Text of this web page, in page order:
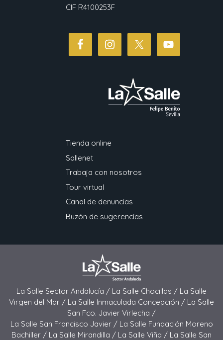
CIF R4100253F
Tienda online
Sallenet
Trabaja con nosotros
Tour virtual
Canal de denuncias
Buzón de sugerencias
La Salle Sector Andalucía / La Salle Chocillas / La Salle
Virgen del Mar / La Salle Inmaculada Concepción / La Salle
San Fco. Javier Virlecha /
La Salle San Francisco Javier / La Salle Fundación Moreno
Bachiller / La Salle Mirandilla / La Salle Viña / La Salle San